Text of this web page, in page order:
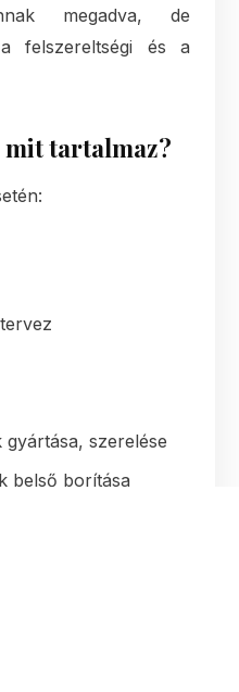
megadva, de
felszereltségi és a
mit tartalmaz?
szerelése
belső borítása